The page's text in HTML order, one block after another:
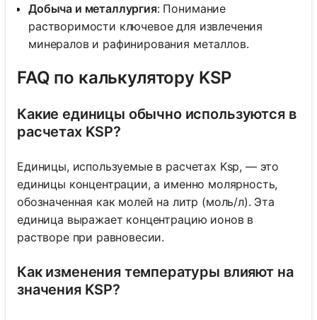
Добыча и металлургия: Понимание
растворимости ключевое для извлечения
минералов и рафинирования металлов.
FAQ по калькулятору KSP
Какие единицы обычно используются в
расчетах KSP?
Единицы, используемые в расчетах Ksp, — это
единицы концентрации, а именно молярность,
обозначенная как молей на литр (моль/л). Эта
единица выражает концентрацию ионов в
растворе при равновесии.
Как изменения температуры влияют на
значения KSP?